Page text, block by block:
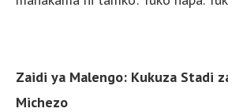
Zaidi ya Malengo: Kukuza Stadi
Michezo